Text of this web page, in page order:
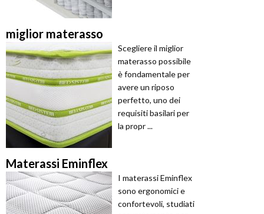
miglior materasso
Scegliere il miglior
materasso possibile
è fondamentale per
avere un riposo
perfetto, uno dei
requisiti basilari per
la propr ...
Materassi Eminflex
I materassi Eminflex
sono ergonomici e
confortevoli, studiati